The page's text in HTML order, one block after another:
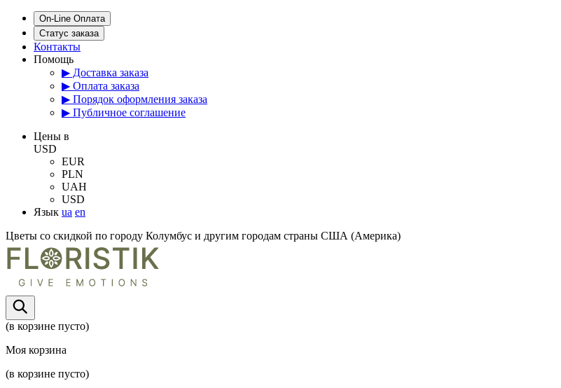
On-Line Оплата
Статус заказа
Контакты
Помощь
▶ Доставка заказа
▶ Оплата заказа
▶ Порядок оформления заказа
▶ Публичное соглашение
Цены в
USD
EUR
PLN
UAH
USD
Язык ua en
Цветы со скидкой по городу Колумбус и другим городам страны США (Америка)
(в корзине пусто)
Моя корзина
(в корзине пусто)